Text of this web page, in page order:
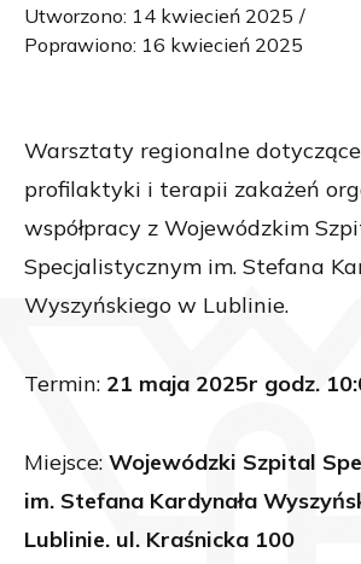
Utworzono: 14 kwiecień 2025
Poprawiono: 16 kwiecień 2025
Warsztaty regionalne
profilaktyki i terapii zakażeń
współpracy z Wojewódzkim
Specjalistycznym im. Stefana
Wyszyńskiego w Lublinie.
Termin: 21 maja 2025r godz.
Miejsce: Wojewódzki Szpital
im. Stefana Kardynała
Lublinie. ul. Kraśnicka 100